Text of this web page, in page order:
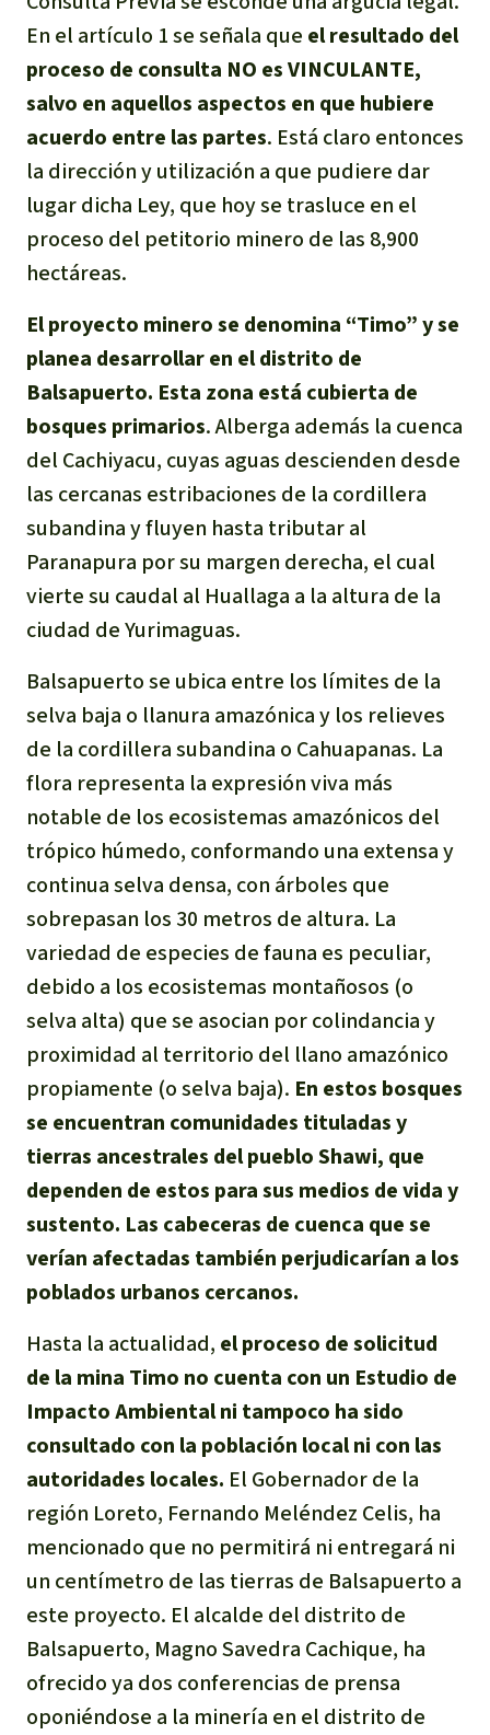
En el artículo 1 se señala que el resultado del
proceso de consulta NO es VINCULANTE,
salvo en aquellos aspectos en que hubiere
acuerdo entre las partes. Está claro entonces
la dirección y utilización a que pudiere dar
lugar dicha Ley, que hoy se trasluce en el
proceso del petitorio minero de las 8,900
hectáreas.
El proyecto minero se denomina “Timo” y se
planea desarrollar en el distrito de
Balsapuerto. Esta zona está cubierta de
bosques primarios. Alberga además la cuenca
del Cachiyacu, cuyas aguas descienden desde
las cercanas estribaciones de la cordillera
subandina y fluyen hasta tributar al
Paranapura por su margen derecha, el cual
vierte su caudal al Huallaga a la altura de la
ciudad de Yurimaguas.
Balsapuerto se ubica entre los límites de la
selva baja o llanura amazónica y los relieves
de la cordillera subandina o Cahuapanas. La
flora representa la expresión viva más
notable de los ecosistemas amazónicos del
trópico húmedo, conformando una extensa y
continua selva densa, con árboles que
sobrepasan los 30 metros de altura. La
variedad de especies de fauna es peculiar,
debido a los ecosistemas montañosos (o
selva alta) que se asocian por colindancia y
proximidad al territorio del llano amazónico
propiamente (o selva baja). En estos bosques
se encuentran comunidades tituladas y
tierras ancestrales del pueblo Shawi, que
dependen de estos para sus medios de vida y
sustento. Las cabeceras de cuenca que se
verían afectadas también perjudicarían a los
poblados urbanos cercanos.
Hasta la actualidad, el proceso de solicitud
de la mina Timo no cuenta con un Estudio de
Impacto Ambiental ni tampoco ha sido
consultado con la población local ni con las
autoridades locales. El Gobernador de la
región Loreto, Fernando Meléndez Celis, ha
mencionado que no permitirá ni entregará ni
un centímetro de las tierras de Balsapuerto a
este proyecto. El alcalde del distrito de
Balsapuerto, Magno Savedra Cachique, ha
ofrecido ya dos conferencias de prensa
oponiéndose a la minería en el distrito de